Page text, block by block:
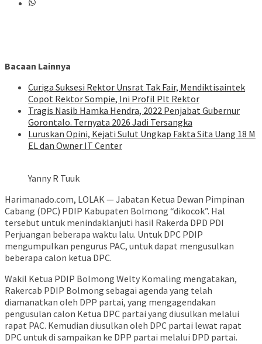
Bacaan Lainnya
Curiga Suksesi Rektor Unsrat Tak Fair, Mendiktisaintek
Copot Rektor Sompie, Ini Profil Plt Rektor
Tragis Nasib Hamka Hendra, 2022 Penjabat Gubernur
Gorontalo. Ternyata 2026 Jadi Tersangka
Luruskan Opini, Kejati Sulut Ungkap Fakta Sita Uang 18 M
EL dan Owner IT Center
Yanny R Tuuk
Harimanado.com, LOLAK — Jabatan Ketua Dewan Pimpinan
Cabang (DPC) PDIP Kabupaten Bolmong “dikocok”. Hal
tersebut untuk menindaklanjuti hasil Rakerda DPD PDI
Perjuangan beberapa waktu lalu. Untuk DPC PDIP
mengumpulkan pengurus PAC, untuk dapat mengusulkan
beberapa calon ketua DPC.
Wakil Ketua PDIP Bolmong Welty Komaling mengatakan,
Rakercab PDIP Bolmong sebagai agenda yang telah
diamanatkan oleh DPP partai, yang mengagendakan
pengusulan calon Ketua DPC partai yang diusulkan melalui
rapat PAC. Kemudian diusulkan oleh DPC partai lewat rapat
DPC untuk di sampaikan ke DPP partai melalui DPD partai.